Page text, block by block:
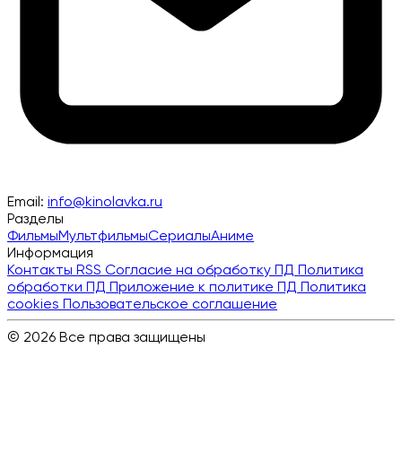
Email: info@kinolavka.ru
Разделы
ФильмыМультфильмыСериалыАниме
Информация
Контакты RSS Согласие на обработку ПД Политика
обработки ПД Приложение к политике ПД Политика
cookies Пользовательское соглашение
© 2026 Все права защищены